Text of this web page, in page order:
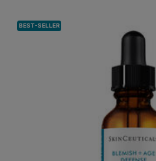
BEST-SELLER